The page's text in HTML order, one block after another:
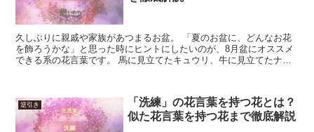
久しぶりに親戚や家族があつまるお盆。 「夏のお盆に、どんなお花
を飾ろうかな」と思った時にヒントにしたいのが、8月盆にオススメ
できる系の花言葉です。 馬に見立てたキュウリ、牛に見立てたナス
逆引き
「洗練」の花言葉を持つ花とは？
似た花言葉を持つ花まで徹底解説